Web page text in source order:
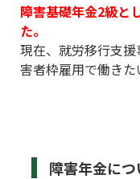
障害基礎年金2級と
た。
現在、就労移行支
害者枠雇用で働きた
障害年金に